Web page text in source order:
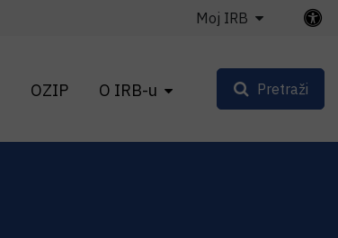
OZIP O IRB-u
Moj IRB
Pretraži